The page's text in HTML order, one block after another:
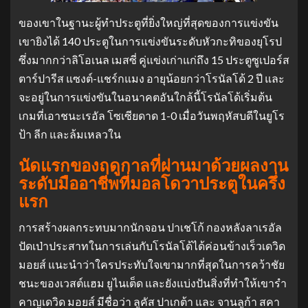
ของเขาในฐานะผู้ทําประตูที่ยิ่งใหญ่ที่สุดของการแข่งขัน
เขายิงได้ 140 ประตูในการแข่งขันระดับหัวกะทิของยุโรป
ซึ่งมากกว่าลิโอเนล เมสซี่ คู่แข่งเก่าแก่ถึง 15 ประตูซูเปอร์ส
ตาร์ปารีส แซงต์-แชร์กแมง อายุน้อยกว่าโรนัลโด้ 2 ปี และ
จะอยู่ในการแข่งขันในอนาคตอันใกล้นี้โรนัลโด้เริ่มต้น
เกมที่เอาชนะเรอัล โซเซียดาด 1-0 เมื่อวันพฤหัสบดีในยูโร
ป้า ลีก และล้มเหลวใน
นัดแรกของฤดูกาลที่ผ่านมาด้วยผลงาน
ระดับมืออาชีพที่มอลโดวาประตูในครึ่ง
แรก
การสร้างผลกระทบมากนักจอน ปาเชโก้ กองหลังลาเรอัล
ปัดเป่าประสาทในการเล่นกับโรนัลโด้ได้ค่อนข้างเร็วเดวิด
มอยส์ แนะนําว่าใครประทับใจเขามากที่สุดในการคว้าชัย
ชนะของเวสต์แฮม ยูไนเต็ด และยังแบ่งปันสิ่งที่ทําให้เขารํา
คาญเดวิด มอยส์ มีชื่อว่า ลูคัส ปาเกต้า และ จานลูก้า สคา